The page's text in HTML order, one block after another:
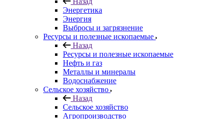
Энергетика
Энергия
Выбросы и загрязнение
Ресурсы и полезные ископаемые
Назад
Ресурсы и полезные ископаемые
Нефть и газ
Металлы и минералы
Водоснабжение
Сельское хозяйство
Назад
Сельское хозяйство
Агропроизводство